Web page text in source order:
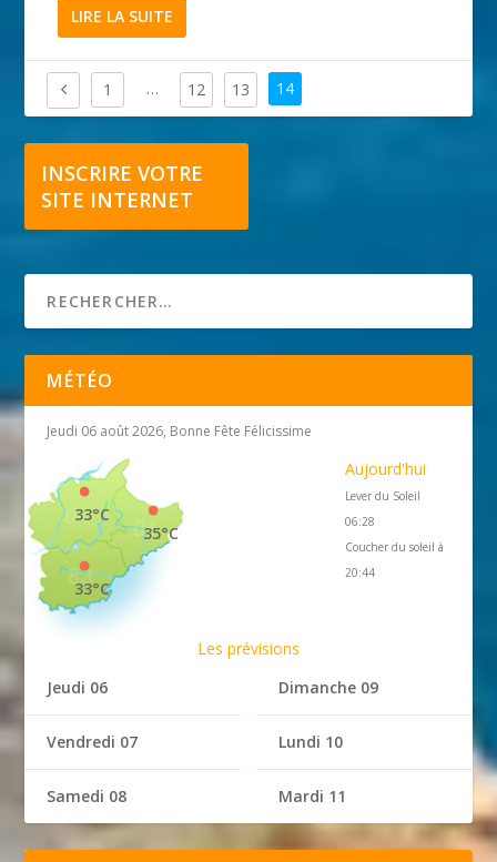
LIRE LA SUITE
1 … 12 13 14
INSCRIRE VOTRE
SITE INTERNET
MÉTÉO
Jeudi 06 août 2026, Bonne Fête Félicissime
35°C
33°C
33°C
Aujourd'hui
Lever du Soleil
06:28
Coucher du soleil à
20:44
Les prévisions
Jeudi 06
Vendredi 07
Samedi 08
Dimanche 09
Lundi 10
Mardi 11